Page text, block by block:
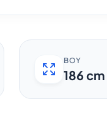
BOY
186cm